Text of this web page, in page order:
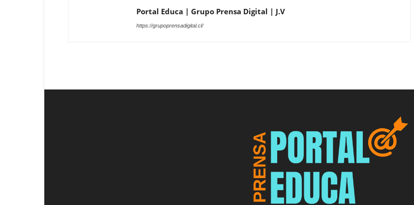
Portal Educa | Grupo Prensa Digital | J.V
https://grupoprensadigital.cl/